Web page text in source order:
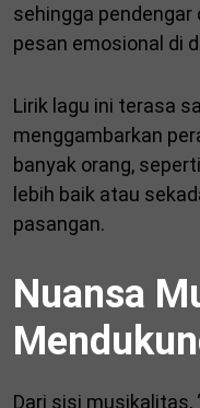
sehingga
pesan emosional di
Lirik lagu ini terasa
menggambarkan
banyak orang,
lebih baik atau
pasangan.
Nuansa
Dari sisi musikalitas,